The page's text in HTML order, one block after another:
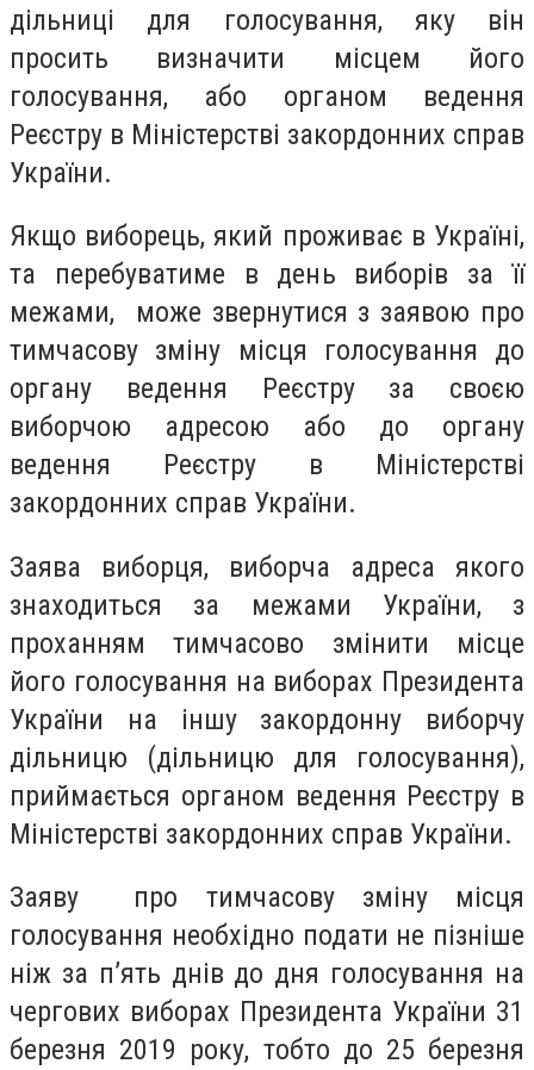
дільниці для голосування, яку він
просить визначити місцем його
голосування, або органом ведення
Реєстру в Міністерстві закордонних справ
України.
Якщо виборець, який проживає в Україні,
та перебуватиме в день виборів за її
межами, може звернутися з заявою про
тимчасову зміну місця голосування до
органу ведення Реєстру за своєю
виборчою адресою або до органу
ведення Реєстру в Міністерстві
закордонних справ України.
Заява виборця, виборча адреса якого
знаходиться за межами України, з
проханням тимчасово змінити місце
його голосування на виборах Президента
України на іншу закордонну виборчу
дільницю (дільницю для голосування),
приймається органом ведення Реєстру в
Міністерстві закордонних справ України.
Заяву про тимчасову зміну місця
голосування необхідно подати не пізніше
ніж за п’ять днів до дня голосування на
чергових виборах Президента України 31
березня 2019 року, тобто до 25 березня